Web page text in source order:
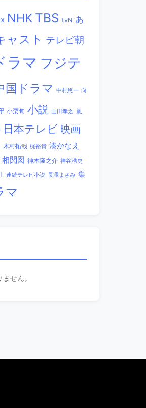
NHK TBS tvN あ
ャスト テレビ朝
ラマ フジテ
国ドラマ 中村悠一 向
小栗旬 小説 山田孝之 嵐
日本テレビ 映画
木村拓哉 梶裕貴 湊かなえ
相関図 神木隆之介 神谷浩史
連続テレビ小説 長澤まさみ 集
マ
せん。